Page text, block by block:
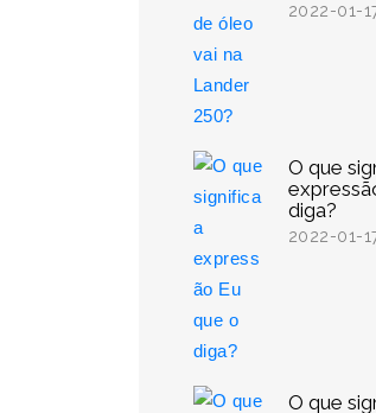
2022-01-
O que
diga?
2022-01-
O que